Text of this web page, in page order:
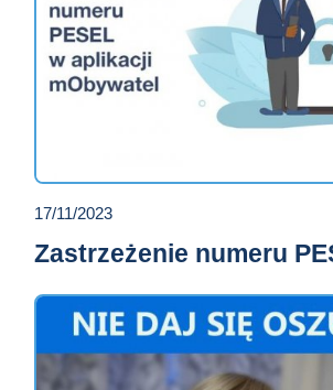
17/11/2023
Zastrzeżenie numeru